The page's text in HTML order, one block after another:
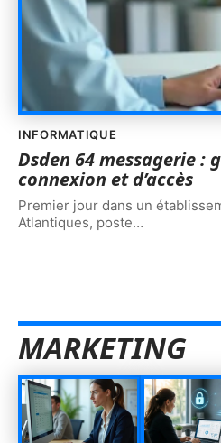
INFORMATIQUE
Dsden 64 messagerie :
connexion et d’accès
Premier jour dans un
Atlantiques, poste…
MARKETING